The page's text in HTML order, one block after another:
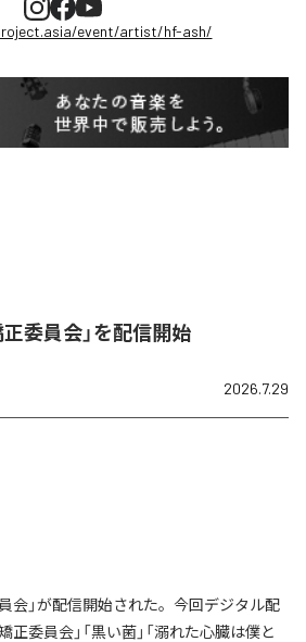
event/artist/hf-ash/
委員会」を配信開始
2026.7.29
会」が配信開始された。今回デジタル配
委員会」「黒い菌」「溺れた心臓は僕と